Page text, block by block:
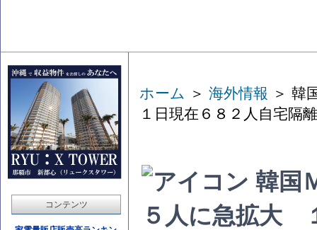
コンテンツ
ホーム ＞ 海外情報 ＞ 韓
１日現在６８２人自宅隔
韓国
５人に急拡大